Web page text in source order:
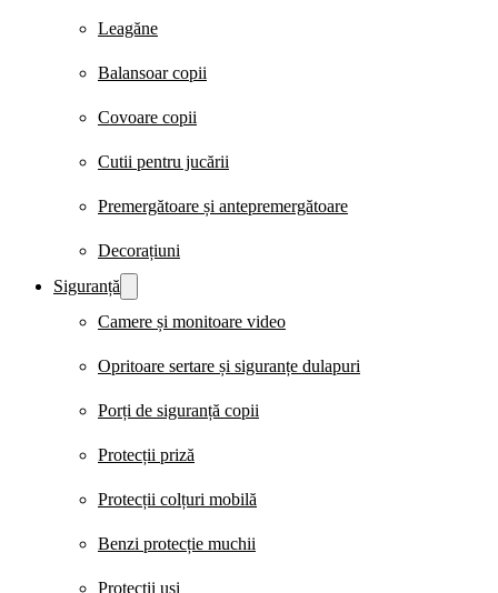
Leagăne
Balansoar copii
Covoare copii
Cutii pentru jucării
Premergătoare și antepremergătoare
Decorațiuni
Siguranță
Camere și monitoare video
Opritoare sertare și siguranțe dulapuri
Porți de siguranță copii
Protecții priză
Protecții colțuri mobilă
Benzi protecție muchii
Protecții uși